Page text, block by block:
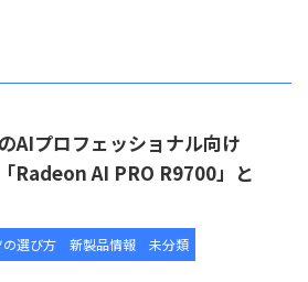
AIプロフェッショナル向け
Radeon AI PRO R9700」と
の選び方 新製品情報 未分類